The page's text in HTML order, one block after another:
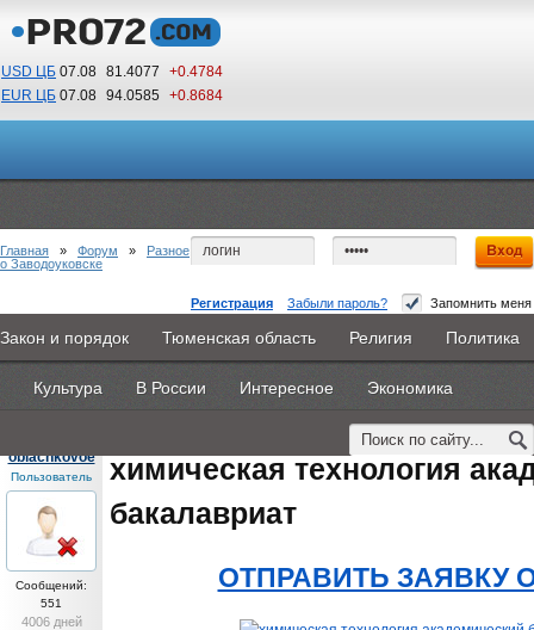
USD ЦБ 07.08 81.4077
+0.4784
EUR ЦБ 07.08 94.0585 +0.8684
16 40
По Гринвичу (GMT +5)
Регистрация Забыли пароль? Запомнить меня
Главная Новости Объявления КНИГИ ВестиNet
Каталоги 9PS Прочее
Закон и порядок Тюменская область Религия Политика
Культура В России Интересное Экономика
Главная » Форум » Разное
о Заводоуковске
химическая технология академический
бакалавриат
oblachkovoe
Пользователь
Сообщений:
551
4006 дней
химическая технология
бакалавриат
ОТПРАВИТЬ ЗАЯВКУ